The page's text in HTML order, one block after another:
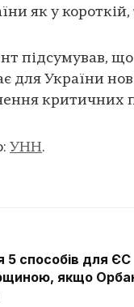
як у
підсумував,
для України
критичних
УНН.
5 способів для ЄС
якщо